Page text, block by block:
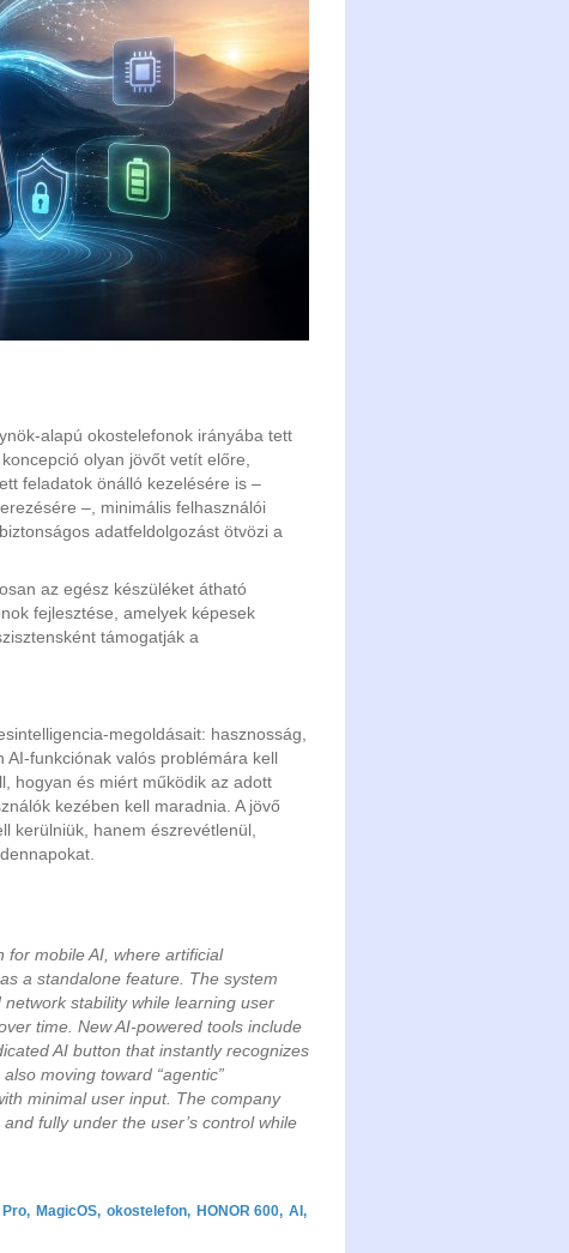
alapú okostelefonok irányába tett
olyan jövőt vetít előre,
feladatok önálló kezelésére is –
–, minimális felhasználói
adatfeldolgozást ötvözi a
az egész készüléket átható
fejlesztése, amelyek képesek
támogatják a
megoldásait: hasznosság,
AI-funkciónak valós problémára kell
hogyan és miért működik az adott
kezében kell maradnia. A jövő
kerülniük, hanem észrevétlenül,
for mobile AI, where artificial
a standalone feature. The system
stability while learning user
time. New AI-powered tools include
AI button that instantly recognizes
moving toward “agentic”
minimal user input. The company
fully under the user’s control while
Pro, MagicOS, okostelefon, HONOR 600, AI ,